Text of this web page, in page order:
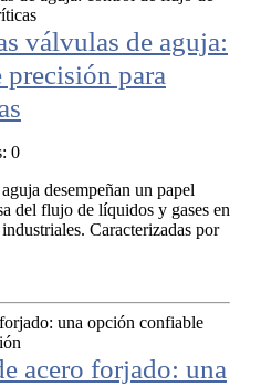
válvulas de aguja:
para
0
desempeñan un papel
del flujo de líquidos y gases en
Caracterizadas por
acero forjado: una